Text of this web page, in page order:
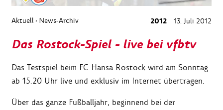
Aktuell › News-Archiv 2012 13. Juli 2012
Das Rostock-Spiel - live bei vfbtv
Das Testspiel beim FC Hansa Rostock wird am Sonntag
ab 15.20 Uhr live und exklusiv im Internet übertragen.
Über das ganze Fußballjahr, beginnend bei der